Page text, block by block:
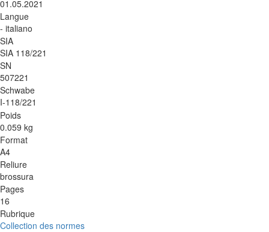
01.05.2021
Langue
- italiano
SIA
SIA 118/221
SN
507221
Schwabe
I-118/221
Poids
0.059 kg
Format
A4
Reliure
brossura
Pages
16
Rubrique
Collection des normes